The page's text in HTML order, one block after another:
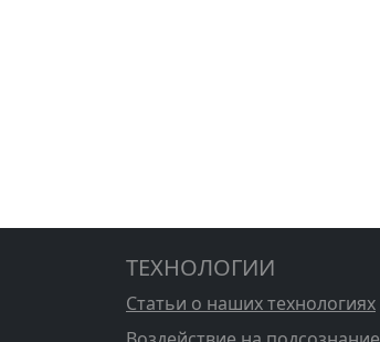
ТЕХНОЛОГИИ
Статьи о наших технологиях